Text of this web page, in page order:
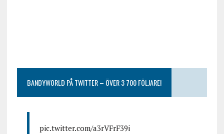
BANDYWORLD PÅ TWITTER – ÖVER 3 700 FÖLJARE!
pic.twitter.com/a3rVFrF39i